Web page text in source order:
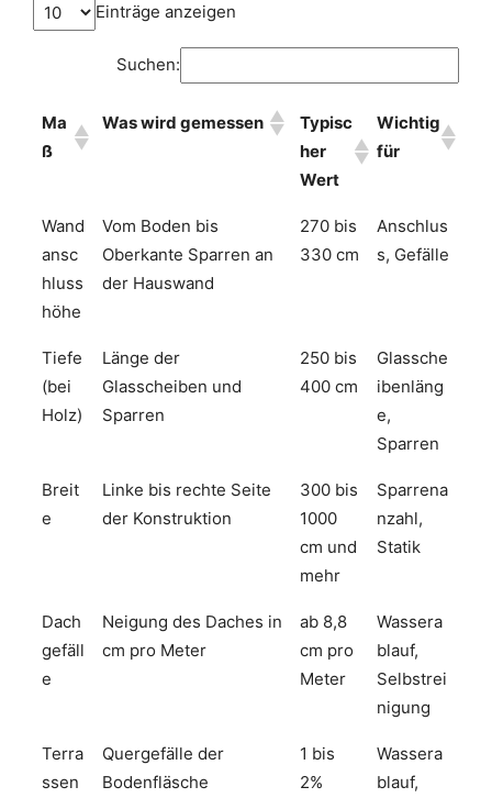
Einträge anzeigen
Suchen:
Ma
ß
Was wird gemessen
Typisc
her
Wert
Wichtig
für
Wand
ansc
hluss
höhe
Vom Boden bis
Oberkante Sparren an
der Hauswand
270 bis
330 cm
Anschlus
s, Gefälle
Tiefe
(bei
Holz)
Länge der
Glasscheiben und
Sparren
250 bis
400 cm
Glassche
ibenläng
e,
Sparren
Breit
e
Linke bis rechte Seite
der Konstruktion
300 bis
1000
cm und
mehr
Sparrena
nzahl,
Statik
Dach
gefäll
e
Neigung des Daches in
cm pro Meter
ab 8,8
cm pro
Meter
Wassera
blauf,
Selbstrei
nigung
Terra
ssen
Quergefälle der
Bodenfläsche
1 bis
2%
Wassera
blauf,